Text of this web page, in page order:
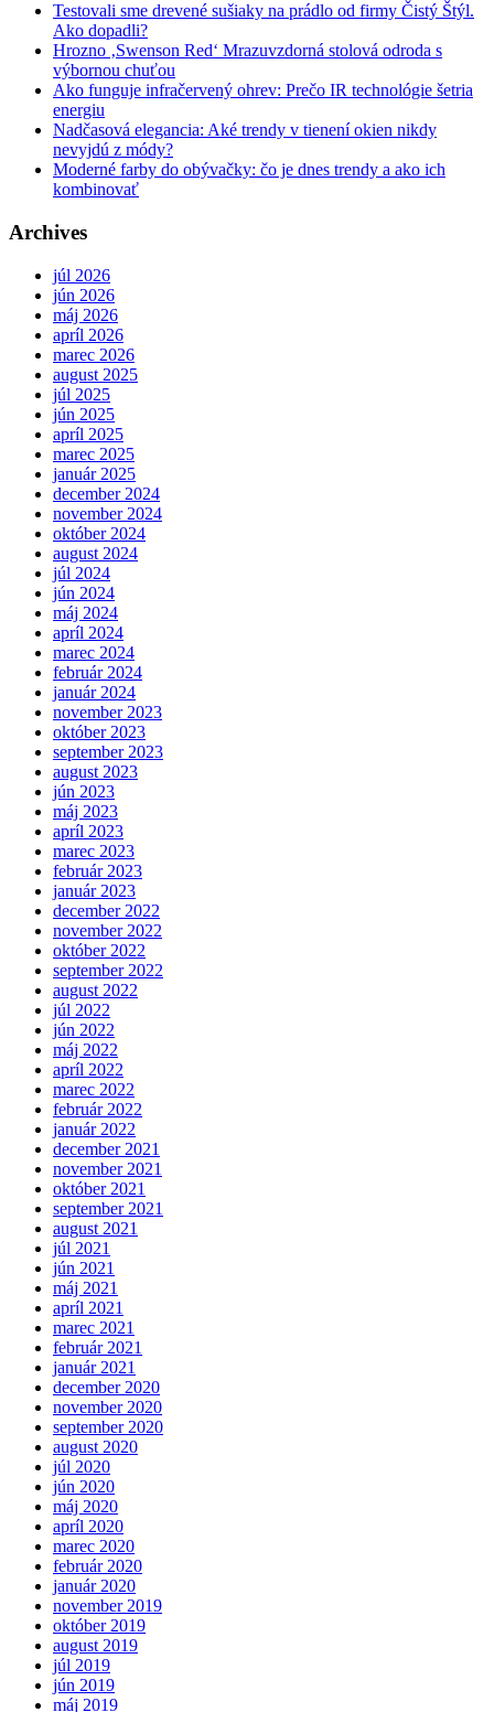
Testovali sme drevené sušiaky na prádlo od firmy Čistý Štýl.
Ako dopadli?
Hrozno ‚Swenson Red‘ Mrazuvzdorná stolová odroda s
výbornou chuťou
Ako funguje infračervený ohrev: Prečo IR technológie šetria
energiu
Nadčasová elegancia: Aké trendy v tienení okien nikdy
nevyjdú z módy?
Moderné farby do obývačky: čo je dnes trendy a ako ich
kombinovať
Archives
júl 2026
jún 2026
máj 2026
apríl 2026
marec 2026
august 2025
júl 2025
jún 2025
apríl 2025
marec 2025
január 2025
december 2024
november 2024
október 2024
august 2024
júl 2024
jún 2024
máj 2024
apríl 2024
marec 2024
február 2024
január 2024
november 2023
október 2023
september 2023
august 2023
jún 2023
máj 2023
apríl 2023
marec 2023
február 2023
január 2023
december 2022
november 2022
október 2022
september 2022
august 2022
júl 2022
jún 2022
máj 2022
apríl 2022
marec 2022
február 2022
január 2022
december 2021
november 2021
október 2021
september 2021
august 2021
júl 2021
jún 2021
máj 2021
apríl 2021
marec 2021
február 2021
január 2021
december 2020
november 2020
september 2020
august 2020
júl 2020
jún 2020
máj 2020
apríl 2020
marec 2020
február 2020
január 2020
november 2019
október 2019
august 2019
júl 2019
jún 2019
máj 2019